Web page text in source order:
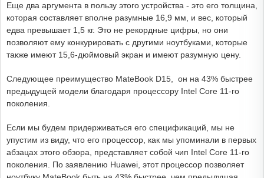
Еще два аргумента в пользу этого устройства - это его толщина,
которая составляет вполне разумные 16,9 мм, и вес, который
едва превышает 1,5 кг. Это не рекордные цифры, но они
позволяют ему конкурировать с другими ноутбуками, которые
также имеют 15,6-дюймовый экран и имеют разумную цену.
Следующее преимущество MateBook D15, он на 43% быстрее
предыдущей модели благодаря процессору Intel Core 11-го
поколения.
Если мы будем придерживаться его спецификаций, мы не
упустим из виду, что его процессор, как мы упоминали в первых
абзацах этого обзора, представляет собой чип Intel Core 11-го
поколения. По заявлению Huawei, этот процессор позволяет